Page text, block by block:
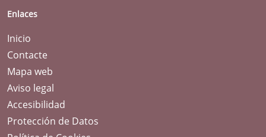
Enlaces
Inicio
Contacte
Mapa web
Aviso legal
Accesibilidad
Protección de Datos